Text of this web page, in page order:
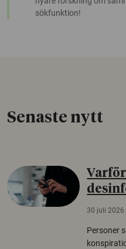
sökfunktion!
Senaste nytt
30 juli 2026
Personer